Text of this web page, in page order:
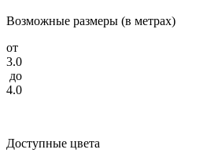
Возможные размеры (в метрах)
от
3.0
до
4.0
Доступные цвета